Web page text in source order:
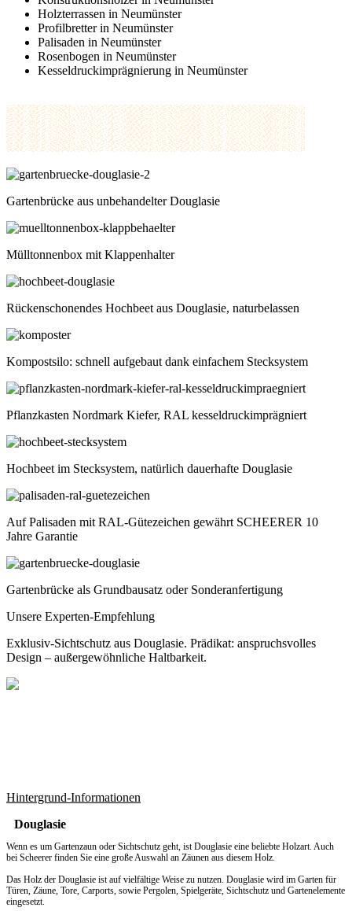
Holzterrassen in Neumünster
Profilbretter in Neumünster
Palisaden in Neumünster
Rosenbogen in Neumünster
Kesseldruckimprägnierung in Neumünster
Gartenbrücke aus unbehandelter Douglasie
Mülltonnenbox mit Klappenhalter
Rückenschonendes Hochbeet aus Douglasie, naturbelassen
Kompostsilo: schnell aufgebaut dank einfachem Stecksystem
Pflanzkasten Nordmark Kiefer, RAL kesseldruckimprägniert
Hochbeet im Stecksystem, natürlich dauerhafte Douglasie
Auf Palisaden mit RAL-Gütezeichen gewährt SCHEERER 10
Jahre Garantie
Gartenbrücke als Grundbausatz oder Sonderanfertigung
Unsere Experten-Empfehlung
Exklusiv-Sichtschutz aus Douglasie. Prädikat: anspruchsvolles
Design – außergewöhnliche Haltbarkeit.
Hintergrund-Informationen
Douglasie
Wenn es um Gartenzaun oder Sichtschutz geht, ist Douglasie eine beliebte Holzart. Auch
bei Scheerer finden Sie eine große Auswahl an Zäunen aus diesem Holz.
Das Holz der Douglasie ist auf vielfältige Weise zu nutzen. Douglasie wird im Garten für
Türen, Zäune, Tore, Carports, sowie Pergolen, Spielgeräte, Sichtschutz und Gartenelemente
eingesetzt.